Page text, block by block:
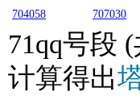
704058 707030
71qq号段
计算得出